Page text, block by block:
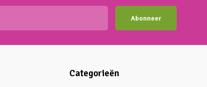
Abonneer
Categorieën